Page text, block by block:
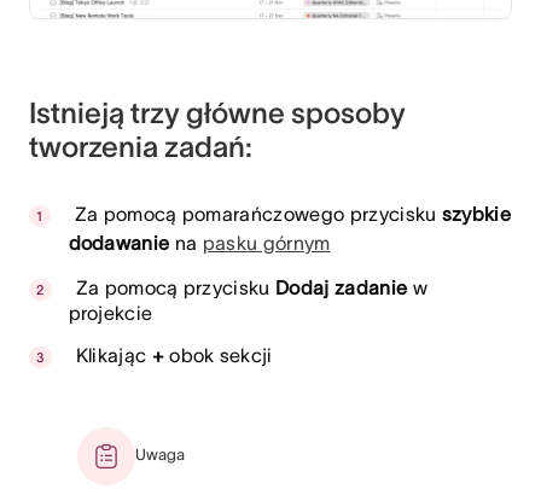
Istnieją trzy główne sposoby
tworzenia zadań:
Za pomocą pomarańczowego przycisku szybkie
dodawanie na pasku górnym
Za pomocą przycisku Dodaj zadanie w
projekcie
Klikając +obok sekcji
Uwaga